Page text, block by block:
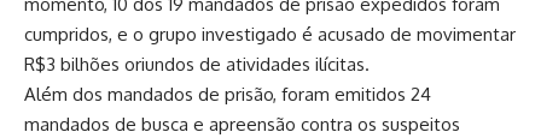
cumpridos, e o grupo investigado é acusado de movimentar
R$3 bilhões oriundos de atividades ilícitas.
Além dos mandados de prisão, foram emitidos 24
mandados de busca e apreensão contra os suspeitos